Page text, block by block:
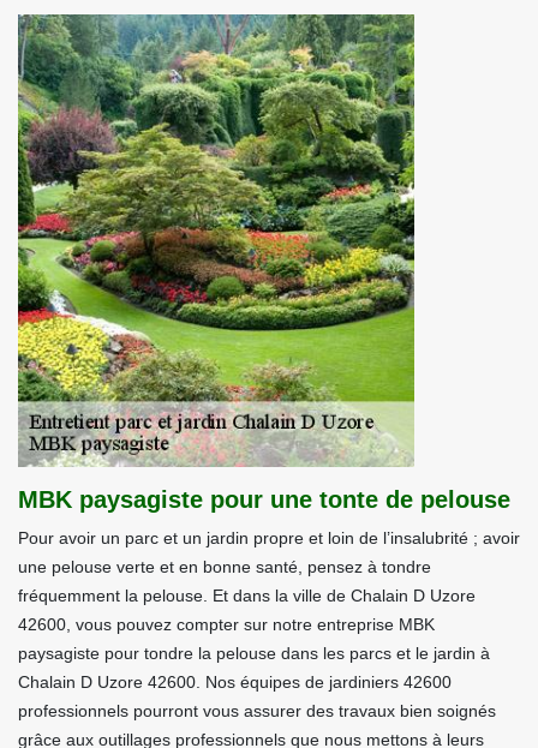
MBK paysagiste pour une tonte de pelouse
Pour avoir un parc et un jardin propre et loin de l’insalubrité ; avoir
une pelouse verte et en bonne santé, pensez à tondre
fréquemment la pelouse. Et dans la ville de Chalain D Uzore
42600, vous pouvez compter sur notre entreprise MBK
paysagiste pour tondre la pelouse dans les parcs et le jardin à
Chalain D Uzore 42600. Nos équipes de jardiniers 42600
professionnels pourront vous assurer des travaux bien soignés
grâce aux outillages professionnels que nous mettons à leurs